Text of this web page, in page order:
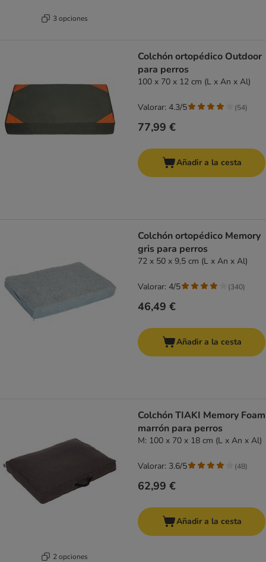
3 opciones
Colchón ortopédico Outdoor
para perros
100 x 70 x 12 cm (L x An x Al)
77,99 €
Valorar: 4.3/5 (54)
Añadir a la cesta
Colchón ortopédico Memory
gris para perros
72 x 50 x 9,5 cm (L x An x Al)
46,49 €
Valorar: 4/5 (340)
Añadir a la cesta
2 opciones
Colchón TIAKI Memory Foam
marrón para perros
M: 100 x 70 x 18 cm (L x An x Al)
62,99 €
Valorar: 3.6/5 (48)
Añadir a la cesta